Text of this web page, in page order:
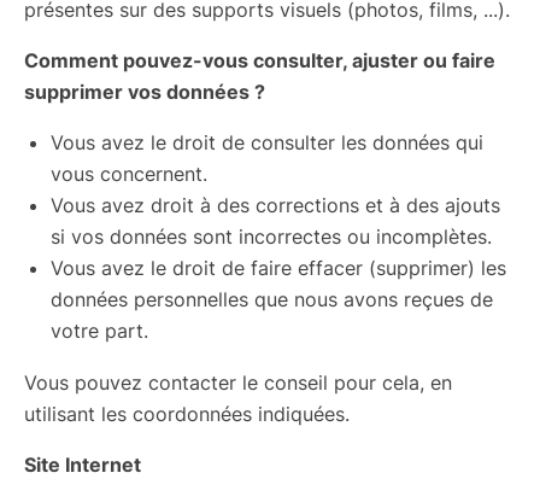
présentes sur des supports visuels (photos, films, ...).
Comment pouvez-vous consulter, ajuster ou faire
supprimer vos données ?
Vous avez le droit de consulter les données qui
vous concernent.
Vous avez droit à des corrections et à des ajouts
si vos données sont incorrectes ou incomplètes.
Vous avez le droit de faire effacer (supprimer) les
données personnelles que nous avons reçues de
votre part.
Vous pouvez contacter le conseil pour cela, en
utilisant les coordonnées indiquées.
Site Internet